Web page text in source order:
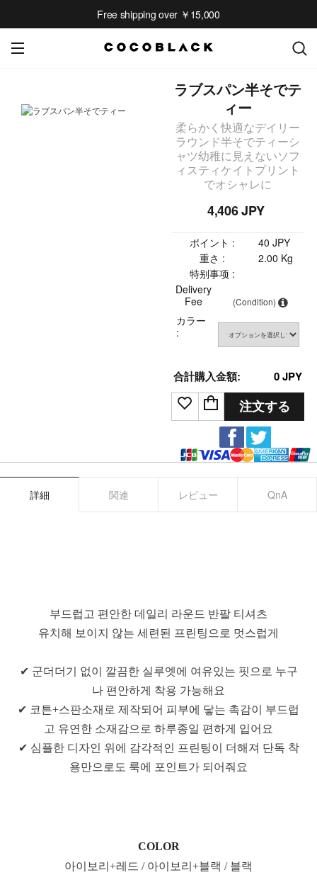
Free shipping over ￥15,000
ラブスパン半そでテ
ィー
柔らかく快適なデイリー
ラウンド半そでティーシ
ャツ幼稚に見えないソフ
ィスティケイトプリント
でオシャレに
4,406 JPY
ポイント :
40 JPY
重さ :
2.00 Kg
特别事项 :
Delivery
Fee
(Condition)
カラー
:
合計購入金額: 0JPY
注文する
詳細 関連 レビュー QnA
부드럽고 편안한 데일리 라운드 반팔 티셔츠
유치해 보이지 않는 세련된 프린팅으로 멋스럽게
✔ 군더더기 없이 깔끔한 실루엣에 여유있는 핏으로 누구
나 편안하게 착용 가능해요
✔ 코튼+스판소재로 제작되어 피부에 닿는 촉감이 부드럽
고 유연한 소재감으로 하루종일 편하게 입어요
✔ 심플한 디자인 위에 감각적인 프린팅이 더해져 단독 착
용만으로도 룩에 포인트가 되어줘요
COLOR
아이보리+레드 / 아이보리+블랙 / 블랙